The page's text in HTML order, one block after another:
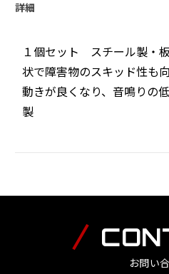
詳細
１個セット スチール製・
状で障害物のスキッド性も
動きが良くなり、音鳴りの
製
お問い